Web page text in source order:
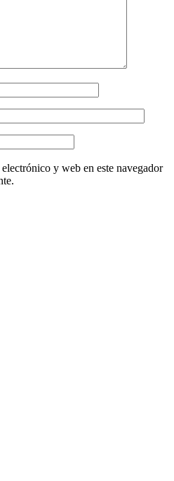
y web en este navegador